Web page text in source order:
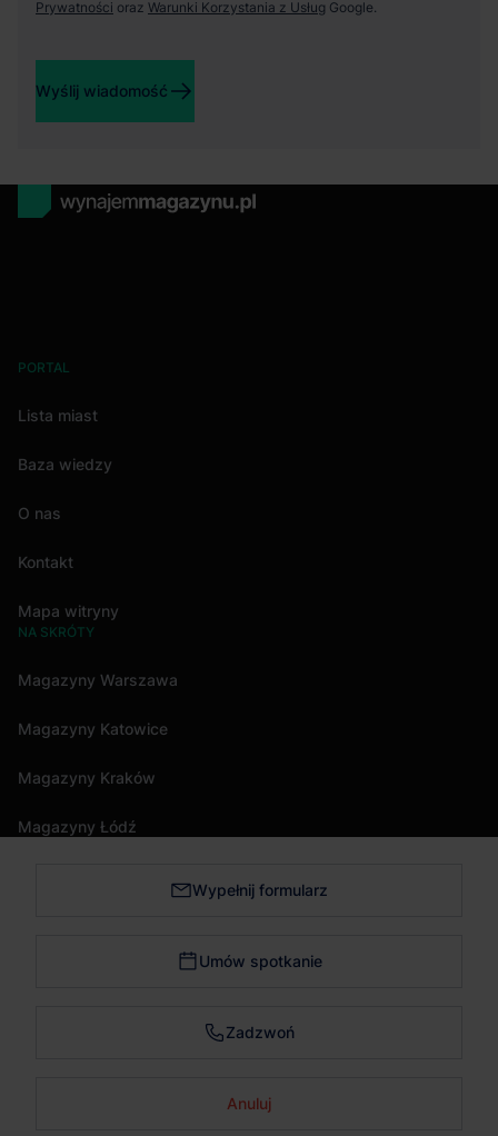
Prywatności oraz Warunki Korzystania z Usług Google.
Wyślij wiadomość
PORTAL
Lista miast
Baza wiedzy
O nas
Kontakt
Mapa witryny
NA SKRÓTY
Magazyny Warszawa
Magazyny Katowice
Magazyny Kraków
Magazyny Łódź
Magazyny Trójmiasto Wypełnij formularz
Umów spotkanie
Zadzwoń
Anuluj